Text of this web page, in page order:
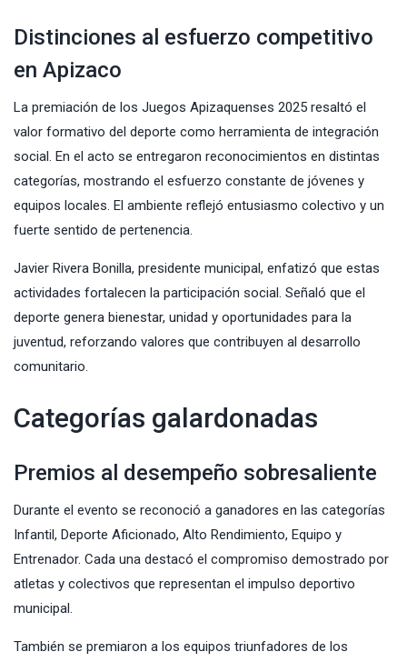
Distinciones al esfuerzo competitivo
en Apizaco
La premiación de los Juegos Apizaquenses 2025 resaltó el
valor formativo del deporte como herramienta de integración
social. En el acto se entregaron reconocimientos en distintas
categorías, mostrando el esfuerzo constante de jóvenes y
equipos locales. El ambiente reflejó entusiasmo colectivo y un
fuerte sentido de pertenencia.
Javier Rivera Bonilla, presidente municipal, enfatizó que estas
actividades fortalecen la participación social. Señaló que el
deporte genera bienestar, unidad y oportunidades para la
juventud, reforzando valores que contribuyen al desarrollo
comunitario.
Categorías galardonadas
Premios al desempeño sobresaliente
Durante el evento se reconoció a ganadores en las categorías
Infantil, Deporte Aficionado, Alto Rendimiento, Equipo y
Entrenador. Cada una destacó el compromiso demostrado por
atletas y colectivos que representan el impulso deportivo
municipal.
También se premiaron a los equipos triunfadores de los